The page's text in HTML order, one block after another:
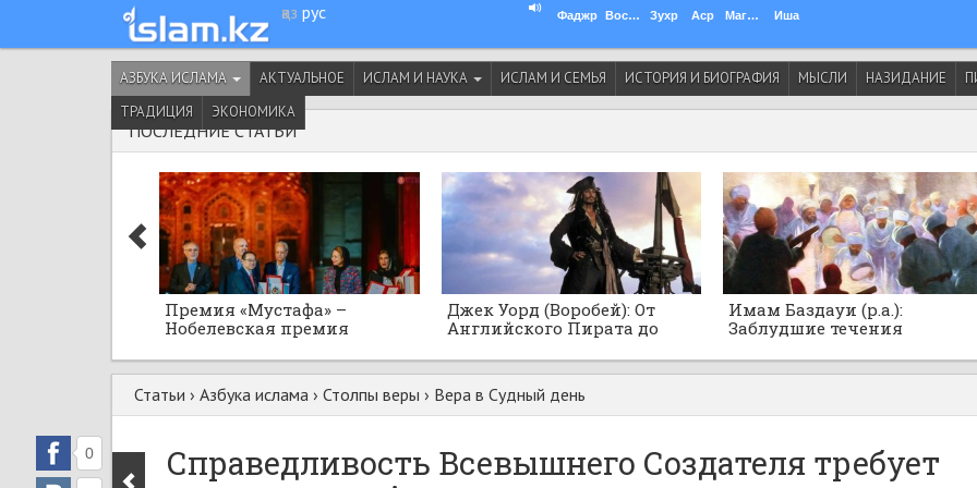
қаз рус Фаджр Восход Зухр Аср Магриб Иша
АЗБУКА ИСЛАМА АКТУАЛЬНОЕ ИСЛАМ И НАУКА ИСЛАМ И СЕМЬЯ ИСТОРИЯ И БИОГРАФИЯ МЫСЛИ НАЗИДАНИЕ
ТРАДИЦИЯ
ЭКОНОМИКА
ПОСЛЕДНИЕ СТАТЬИ
Премия «Мустафа» –
Нобелевская премия
Джек Уорд (Воробей): От
Английского Пирата до
Юсуфа-рейса
Имам Баздауи (р.а.):
Заблудшие течения
Статьи › Азбука ислама › Столпы веры › Вера в Судный день
Справедливость Всевышнего Создателя требует
0